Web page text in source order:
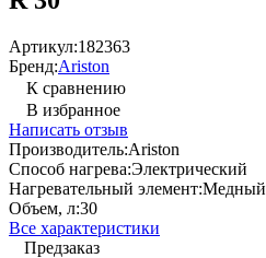
Артикул:182363
Бренд:Ariston
К сравнению
В избранное
Написать отзыв
Производитель:Ariston
Способ нагрева:Электрический
Нагревательный элемент:Медный
Объем, л:30
Все характеристики
Предзаказ